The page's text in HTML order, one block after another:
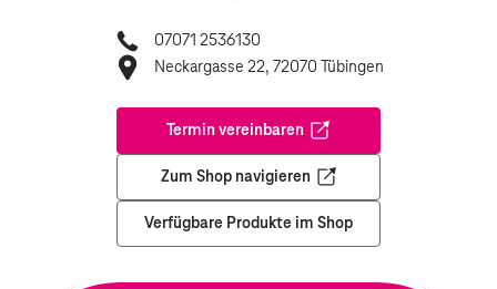
07071 2536130
Neckargasse 22, 72070 Tübingen
Termin vereinbaren
Öffnet in einem neuen Tab
Zum Shop navigieren
Öffnet in einem neuen Tab
Verfügbare Produkte im Shop